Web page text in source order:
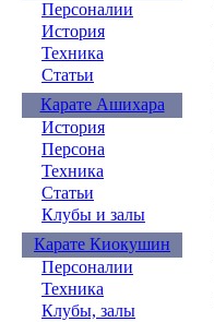
Персоналии
История
Техника
Статьи
Карате Ашихара
История
Персона
Техника
Статьи
Клубы и залы
Карате Киокушин
Персоналии
Техника
Клубы, залы